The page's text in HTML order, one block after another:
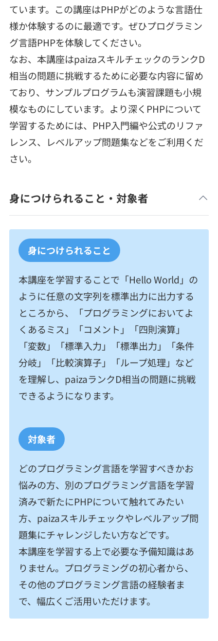
個人向けプラン
法人向けプラン
学校向けプラン
契約内容・クーポン
ています。この講座はPHPがどのような言語仕
様か体験するのに最適です。ぜひプログラミン
グ言語PHPを体験してください。
なお、本講座はpaizaスキルチェックのランクD
相当の問題に挑戦するために必要な内容に留め
ており、サンプルプログラムも演習課題も小規
模なものにしています。より深くPHPについて
学習するためには、PHP入門編や公式のリファ
レンス、レベルアップ問題集などをご利用くだ
さい。
身につけられること・対象者
身につけられること
本講座を学習することで「Hello World」の
ように任意の文字列を標準出力に出力する
ところから、「プログラミングにおいてよ
くあるミス」「コメント」「四則演算」
「変数」「標準入力」「標準出力」「条件
分岐」「比較演算子」「ループ処理」など
を理解し、paizaランクD相当の問題に挑戦
できるようになります。
対象者
どのプログラミング言語を学習すべきかお
悩みの方、別のプログラミング言語を学習
済みで新たにPHPについて触れてみたい
方、paizaスキルチェックやレベルアップ問
題集にチャレンジしたい方などです。
本講座を学習する上で必要な予備知識はあ
りません。プログラミングの初心者から、
その他のプログラミング言語の経験者ま
で、幅広くご活用いただけます。